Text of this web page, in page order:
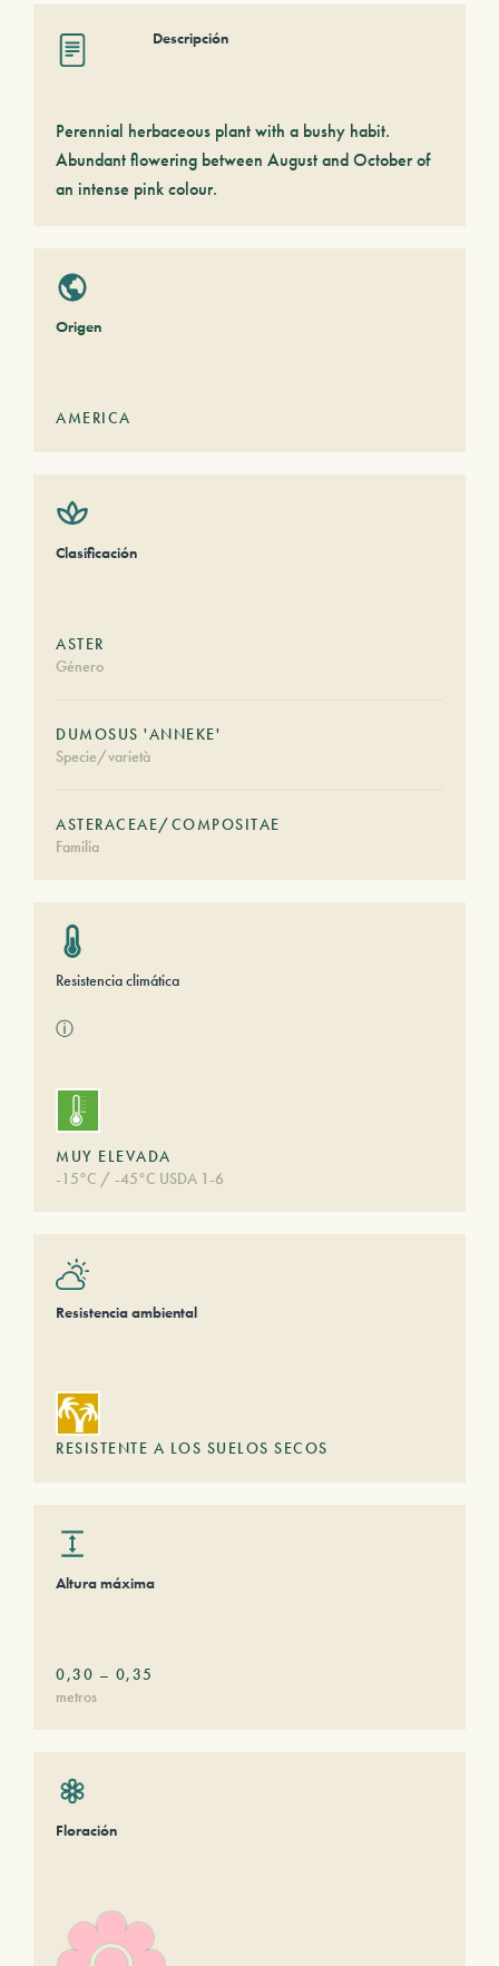
Descripción
Perennial herbaceous plant with a bushy habit.
Abundant flowering between August and October of
an intense pink colour.
Origen
AMERICA
Clasificación
ASTER
Género
DUMOSUS 'ANNEKE'
Specie/varietà
ASTERACEAE/COMPOSITAE
Familia
Resistencia climática
ⓘ
MUY ELEVADA
-15°C / -45°C USDA 1-6
Resistencia ambiental
RESISTENTE A LOS SUELOS SECOS
Altura máxima
0,30 – 0,35
metros
Floración